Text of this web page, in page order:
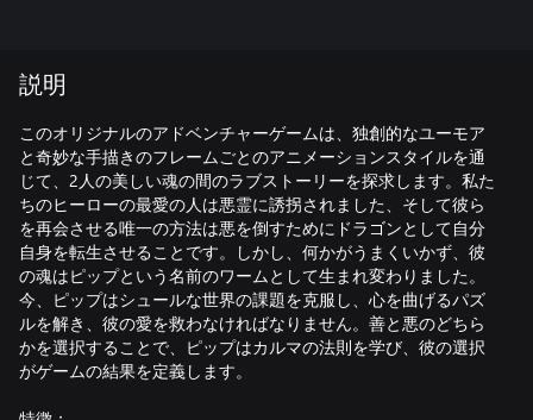
説明
このオリジナルのアドベンチャーゲームは、独創的なユーモア
と奇妙な手描きのフレームごとのアニメーションスタイルを通
じて、2人の美しい魂の間のラブストーリーを探求します。私た
ちのヒーローの最愛の人は悪霊に誘拐されました、そして彼ら
を再会させる唯一の方法は悪を倒すためにドラゴンとして自分
自身を転生させることです。しかし、何かがうまくいかず、彼
の魂はピップという名前のワームとして生まれ変わりました。
今、ピップはシュールな世界の課題を克服し、心を曲げるパズ
ルを解き、彼の愛を救わなければなりません。善と悪のどちら
かを選択することで、ピップはカルマの法則を学び、彼の選択
がゲームの結果を定義します。